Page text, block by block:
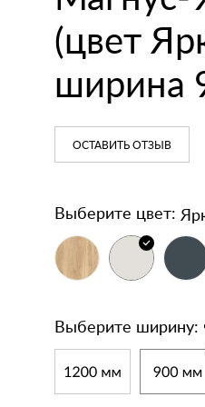
(цвет
ширина
ОСТАВИТЬ ОТЗЫВ
Выберите цвет:
Выберите ширину: